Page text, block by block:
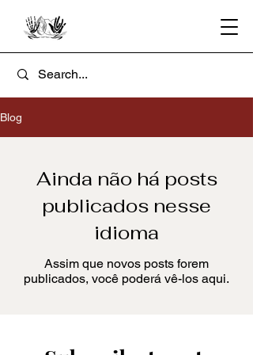
Blog
Ainda não há posts
publicados nesse
idioma
Assim que novos posts forem
publicados, você poderá vê-los aqui.